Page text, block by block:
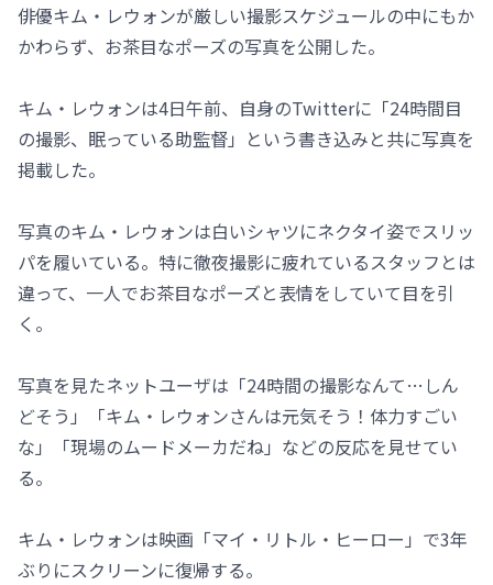
俳優キム・レウォンが厳しい撮影スケジュールの中にもか
かわらず、お茶目なポーズの写真を公開した。
キム・レウォンは4日午前、自身のTwitterに「24時間目
の撮影、眠っている助監督」という書き込みと共に写真を
掲載した。
写真のキム・レウォンは白いシャツにネクタイ姿でスリッ
パを履いている。特に徹夜撮影に疲れているスタッフとは
違って、一人でお茶目なポーズと表情をしていて目を引
く。
写真を見たネットユーザは「24時間の撮影なんて…しん
どそう」「キム・レウォンさんは元気そう！体力すごい
な」「現場のムードメーカだね」などの反応を見せてい
る。
キム・レウォンは映画「マイ・リトル・ヒーロー」で3年
ぶりにスクリーンに復帰する。